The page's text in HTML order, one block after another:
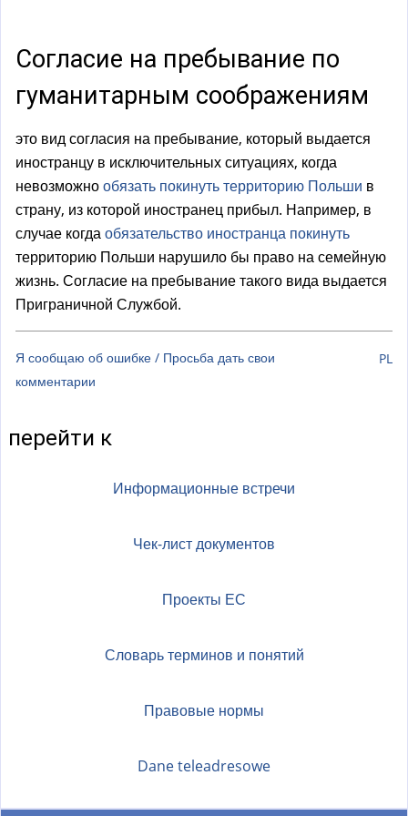
Согласие на пребывание по
гуманитарным соображениям
это вид согласия на пребывание, который выдается
иностранцу в исключительных ситуациях, когда
невозможнообязать покинуть территорию Польши в
страну, из которой иностранец прибыл. Например, в
случае когдаобязательство иностранца покинуть
территорию Польши нарушило бы право на семейную
жизнь. Согласие на пребывание такого вида выдается
Приграничной Службой.
Я сообщаю об ошибке / Просьба дать свои
комментарии
PL
перейти к
Информационные встречи
Чек-лист документов
Проекты ЕС
Словарь терминов и понятий
Правовые нормы
Dane teleadresowe